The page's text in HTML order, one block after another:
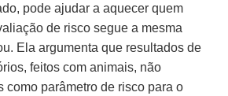
pode ajudar a aquecer quem
de risco segue a mesma
Ela argumenta que resultados de
feitos com animais, não
como parâmetro de risco para o